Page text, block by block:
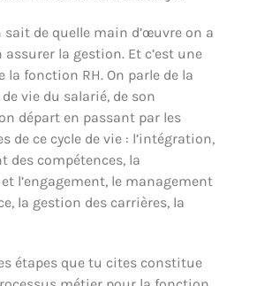
sait de quelle main d’œuvre on a
la gestion. Et c’est une
la fonction RH. On parle de la
vie du salarié, de son
départ en passant par les
de ce cycle de vie : l’intégration,
des compétences, la
l’engagement, le management
la gestion des carrières, la
étapes que tu cites constitue